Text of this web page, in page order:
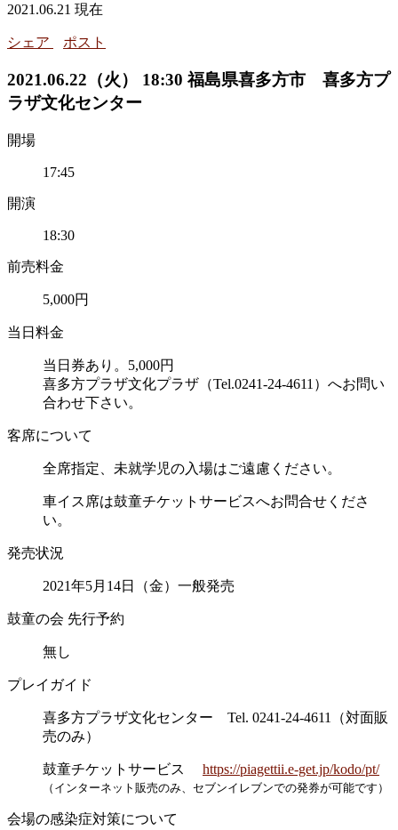
2021.06.21 現在
シェア ポスト
2021.06.22（火） 18:30 福島県喜多方市 喜多方プ
ラザ文化センター
開場
17:45
開演
18:30
前売料金
5,000円
当日料金
当日券あり。5,000円
喜多方プラザ文化プラザ（Tel.0241-24-4611）へお問い
合わせ下さい。
客席について
全席指定、未就学児の入場はご遠慮ください。
車イス席は鼓童チケットサービスへお問合せくださ
い。
発売状況
2021年5月14日（金）一般発売
鼓童の会 先行予約
無し
プレイガイド
喜多方プラザ文化センター Tel. 0241-24-4611（対面販
売のみ）
鼓童チケットサービス https://piagettii.e-get.jp/kodo/pt/
（インターネット販売のみ、セブンイレブンでの発券が可能です）
会場の感染症対策について